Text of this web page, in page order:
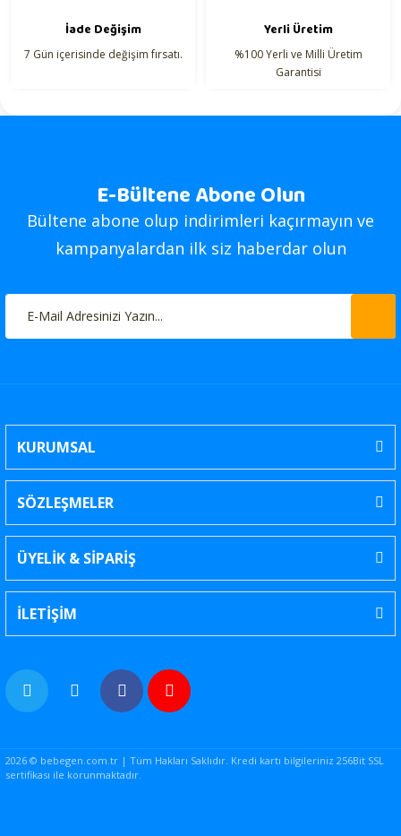
İade Değişim
7 Gün içerisinde değişim fırsatı.
Yerli Üretim
%100 Yerli ve Milli Üretim
Garantisi
E-Bültene Abone Olun
Bültene abone olup indirimleri kaçırmayın ve
kampanyalardan ilk siz haberdar olun
KURUMSAL
SÖZLEŞMELER
ÜYELİK & SİPARİŞ
İLETİŞİM
2026 © bebegen.com.tr | Tüm Hakları Saklıdır. Kredi kartı bilgileriniz 256Bit SSL
sertifikası ile korunmaktadır.